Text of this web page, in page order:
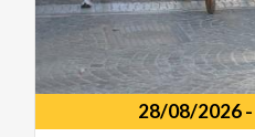
28/08/2026-